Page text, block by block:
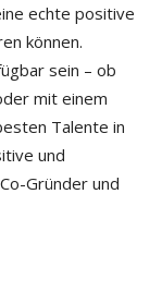
echte positive
können.
sein – ob
mit einem
Talente in
und
Gründer und